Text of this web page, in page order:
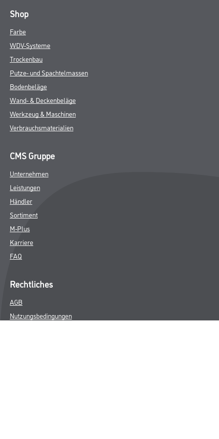
Shop
Farbe
WDV-Systeme
Trockenbau
Putze- und Spachtelmassen
Bodenbeläge
Wand- & Deckenbeläge
Werkzeug & Maschinen
Verbrauchsmaterialien
CMS Gruppe
Unternehmen
Leistungen
Händler
Sortiment
M-Plus
Karriere
FAQ
Rechtliches
AGB
Nutzungsbedingungen